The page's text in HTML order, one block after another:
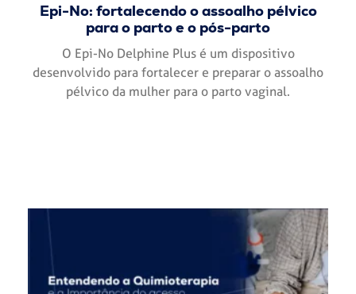
Epi-No: fortalecendo o assoalho pélvico
para o parto e o pós-parto
O Epi-No Delphine Plus é um dispositivo
desenvolvido para fortalecer e preparar o assoalho
pélvico da mulher para o parto vaginal.